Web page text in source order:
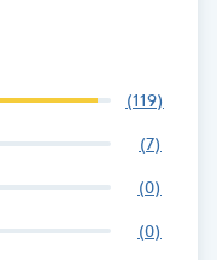
(119)
(7)
(0)
(0)